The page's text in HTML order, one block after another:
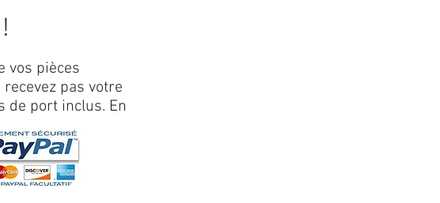
vos pièces
pas votre
de port inclus. En